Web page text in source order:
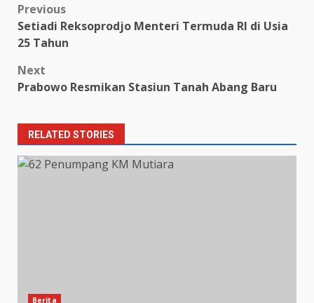
Post
navigation
Previous
Setiadi Reksoprodjo Menteri Termuda RI di Usia
25 Tahun
Next
Prabowo Resmikan Stasiun Tanah Abang Baru
RELATED STORIES
Berita